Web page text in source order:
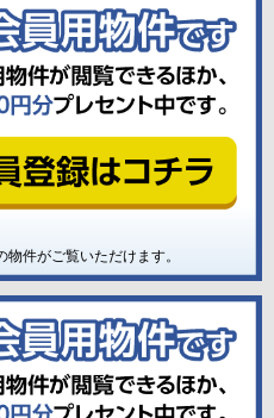
物件がご覧いただけます。